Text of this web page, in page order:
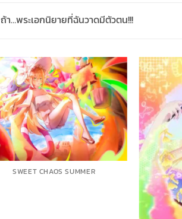
ถ้า…พระเอกนิยายที่ฉันวาดมีตัวตน!!!
SWEET CHAOS SUMMER